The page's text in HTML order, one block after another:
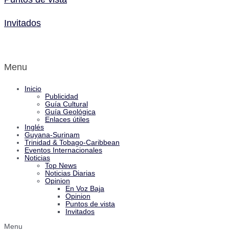
Invitados
Menu
Inicio
Publicidad
Guía Cultural
Guía Geológica
Enlaces útiles
Inglés
Guyana-Surinam
Trinidad & Tobago-Caribbean
Eventos Internacionales
Noticias
Top News
Noticias Diarias
Opinion
En Voz Baja
Opinion
Puntos de vista
Invitados
Menu